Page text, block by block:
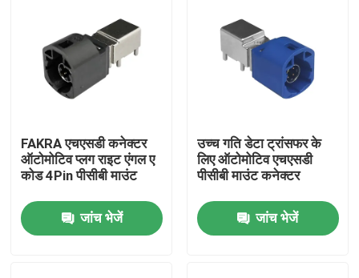
FAKRA एचएसडी कनेक्टर
ऑटोमोटिव प्लग राइट एंगल ए
कोड 4Pin पीसीबी माउंट
जांच भेजें
उच्च गति डेटा ट्रांसफर के
लिए ऑटोमोटिव एचएसडी
पीसीबी माउंट कनेक्टर
जांच भेजें